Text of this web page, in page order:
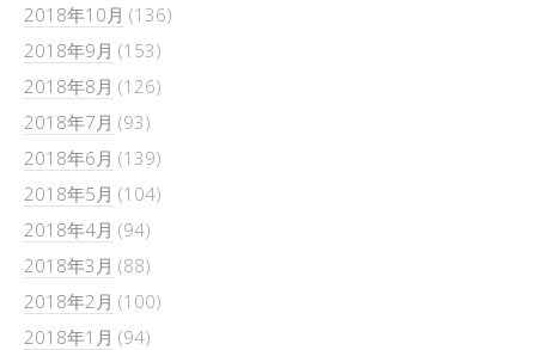
2018年10月 (136)
2018年9月 (153)
2018年8月 (126)
2018年7月 (93)
2018年6月 (139)
2018年5月 (104)
2018年4月 (94)
2018年3月 (88)
2018年2月 (100)
2018年1月 (94)